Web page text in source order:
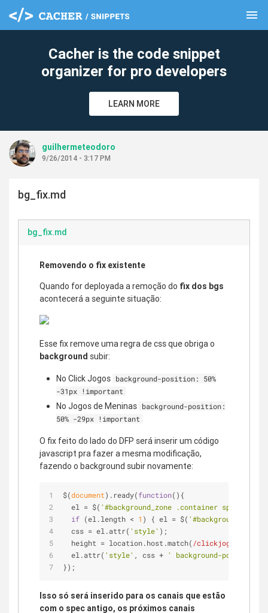
menu
Cacher is the code snippet
organizer for pro developers
LEARN MORE
guilhermeteodoro
9/26/2014 - 3:17 PM
bg_fix.md
bg_fix.md
Removendo o fix existente
Quando for deployada a remoção do fix dos bgs
acontecerá a seguinte situação:
Esse fix remove uma regra de css que obriga o
background subir:
No Click Jogos background-position: 50%
-31px !important
No Jogos de Meninas background-position:
50% -29px !important
O fix feito do lado do DFP será inserir um código
javascript pra fazer a mesma modificação,
fazendo o background subir novamente:
$(document).ready(function( ) {
  el = $(
'#background_zone .container span'
if (el.length < 1 ) { el = $(
  css = el.attr(
'style' );
  height = location.host.match(
/
  el.attr(
'style' , css + ' background-position:
});
Isso só será inserido para os canais que estão
com o spec antigo, os próximos canais
clear